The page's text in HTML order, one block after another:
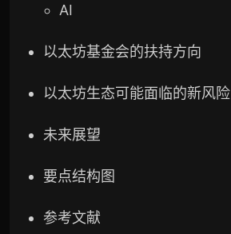
AI
以太坊基金会的扶持方向
以太坊生态可能面临的新风险
未来展望
要点结构图
参考文献